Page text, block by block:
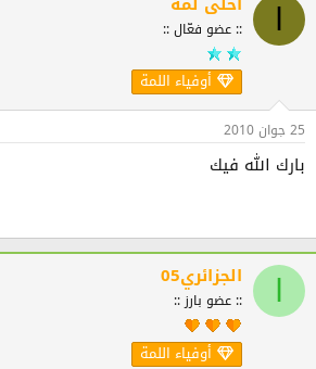
لازم نصبرو وخلاص :music_whistling:
و ربي يكون في العون:thumb_up2:
:: عضو فعّال ::
أوفياء اللمة
25 جوان 2010
بارك الله فيك
الجزائري05
:: عضو بارز ::
أوفياء اللمة